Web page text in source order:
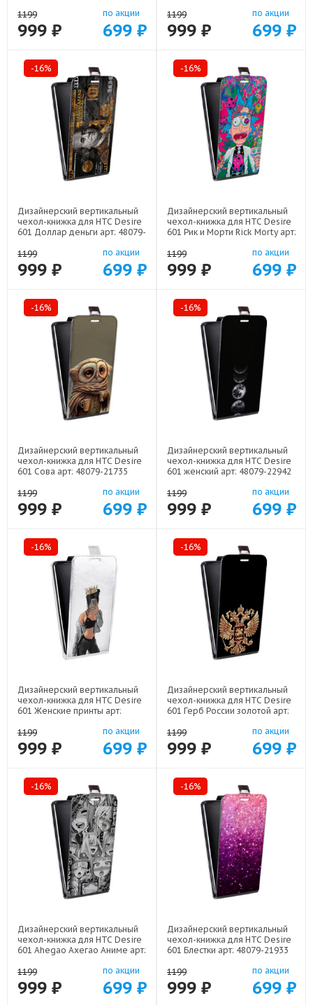
1199
999 ₽
по акции
699 ₽
1199
999 ₽
по акции
699 ₽
-16%
Дизайнерский вертикальный
чехол-книжка для HTC Desire
601 Доллар деньги арт: 48079-
1199
999 ₽
по акции
699 ₽
-16%
Дизайнерский вертикальный
чехол-книжка для HTC Desire
601 Рик и Морти Rick Morty арт:
1199
999 ₽
по акции
699 ₽
-16%
Дизайнерский вертикальный
чехол-книжка для HTC Desire
601 Сова арт: 48079-21735
1199
999 ₽
по акции
699 ₽
-16%
Дизайнерский вертикальный
чехол-книжка для HTC Desire
601 женский арт: 48079-22942
1199
999 ₽
по акции
699 ₽
-16%
Дизайнерский вертикальный
чехол-книжка для HTC Desire
601 Женские принты арт:
1199
999 ₽
по акции
699 ₽
-16%
Дизайнерский вертикальный
чехол-книжка для HTC Desire
601 Герб России золотой арт:
1199
999 ₽
по акции
699 ₽
-16%
Дизайнерский вертикальный
чехол-книжка для HTC Desire
601 Ahegao Ахегао Аниме арт:
1199
999 ₽
по акции
699 ₽
-16%
Дизайнерский вертикальный
чехол-книжка для HTC Desire
601 Блестки арт: 48079-21933
1199
999 ₽
по акции
699 ₽